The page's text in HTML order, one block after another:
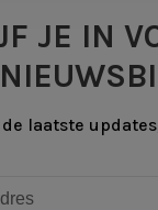
JE IN
laatste